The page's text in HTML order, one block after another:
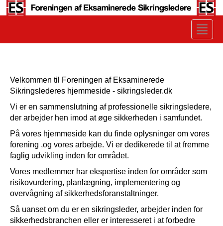
Toggle
Velkommen til Foreningen af Eksaminerede
Sikringslederes hjemmeside - sikringsleder.dk
Vi er en sammenslutning af professionelle sikringsledere,
der arbejder hen imod at øge sikkerheden i samfundet.
På vores hjemmeside kan du finde oplysninger om vores
forening ,og vores arbejde. Vi er dedikerede til at fremme
faglig udvikling inden for området.
Vores medlemmer har ekspertise inden for områder som
risikovurdering, planlægning, implementering og
overvågning af sikkerhedsforanstaltninger.
Så uanset om du er en sikringsleder, arbejder inden for
sikkerhedsbranchen eller er interesseret i at forbedre